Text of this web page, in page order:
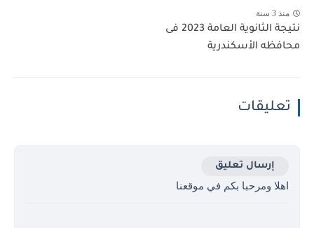
منذ 3 سنة
نتيجة الثانوية العامة 2023 فى
محافظه الأسكندرية
تعليقات
إرسال تعليق
اهلا ومرحبا بكم في موقعنا